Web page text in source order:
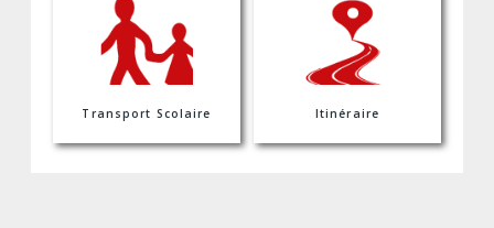
Transport Scolaire Itinéraire